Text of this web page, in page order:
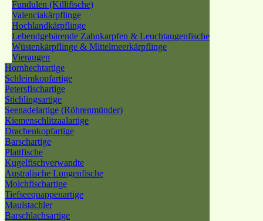
Fundulen (Killifische)
Valenciakärpflinge
Hochlandkärpflinge
Lebendgebärende Zahnkarpfen & Leuchtaugenfische
Wüstenkärpflinge & Mittelmeerkärpflinge
Vieraugen
Hornhechtartige
Schleimkopfartige
Petersfischartige
Stichlingsartige
Seenadelartige (Röhrenmünder)
Kiemenschlitzaalartige
Drachenkopfartige
Barschartige
Plattfische
Kugelfischverwandte
Australische Lungenfische
Molchfischartige
Tiefseequappenartige
Maulstachler
Barschlachsartige